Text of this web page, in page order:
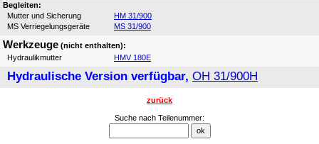
Begleiten:
Mutter und Sicherung
HM 31/900
MS Verriegelungsgeräte
MS 31/900
Werkzeuge (nicht enthalten):
Hydraulikmutter
HMV 180E
Hydraulische Version verfügbar, OH 31/900H
zurück
Suche nach Teilenummer: